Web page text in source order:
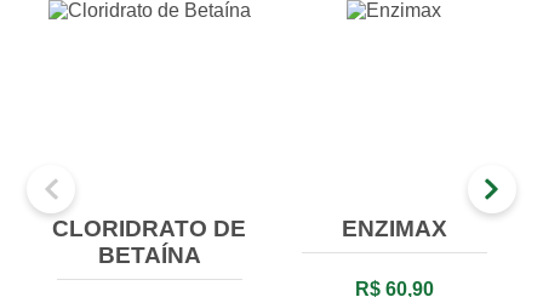
CLORIDRATO DE
BETAÍNA
ENZIMAX
R$ 60,90